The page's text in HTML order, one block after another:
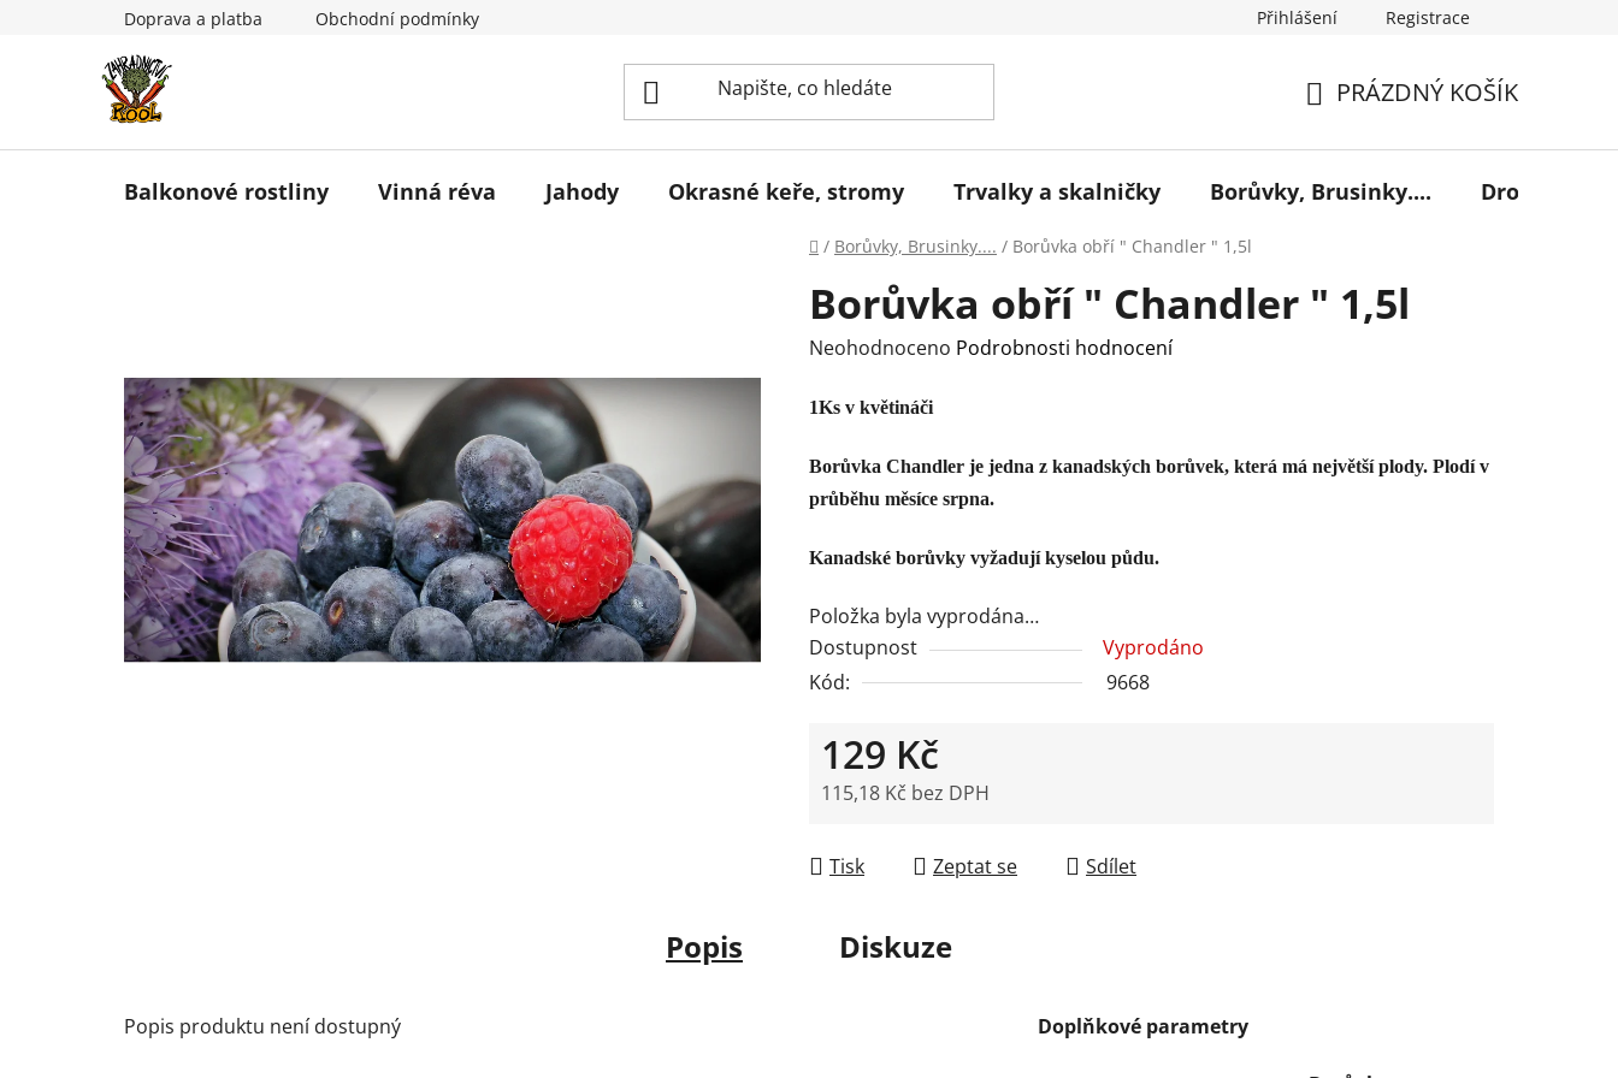
Doprava a platba Obchodní podmínky Přihlášení Registrace
KOŠÍK
PRÁZDNÝ KOŠÍK
Balkonové rostliny Vinná réva Jahody Okrasné keře, stromy Trvalky a skalničky Borůvky, Brusinky.... Drobné
Domů
/ Borůvky, Brusinky.... / Borůvka obří " Chandler " 1,5l
Borůvka obří " Chandler " 1,5l
Průměrné
produktu
0,0
z
Neohodnoceno Podrobnosti hodnocení
1Ks v květináči
Borůvka Chandler je jedna z kanadských borůvek, která má největší plody. Plodí v
průběhu měsíce srpna.
Kanadské borůvky vyžadují kyselou půdu.
Položka byla vyprodána…
Dostupnost
Vyprodáno
Kód:
9668
129 Kč
115,18 Kč bez DPH
Tisk
Zeptat se Sdílet
Popis Diskuze
Popis produktu není dostupný Doplňkové parametry